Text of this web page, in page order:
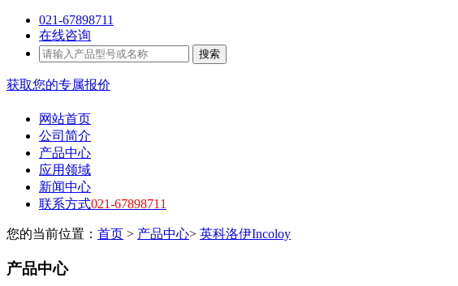
021-67898711
在线咨询
搜索
获取您的专属报价
网站首页
公司简介
产品中心
应用领域
新闻中心
联系方式021-67898711
您的当前位置： 首页 > 产品中心> 英科洛伊Incoloy
产品中心